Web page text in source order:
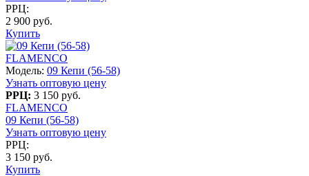
РРЦ:
2 900 руб.
Купить
FLAMENCO
Модель: 09 Кепи (56-58)
Узнать оптовую цену
РРЦ: 3 150 руб.
FLAMENCO
09 Кепи (56-58)
Узнать оптовую цену
РРЦ:
3 150 руб.
Купить